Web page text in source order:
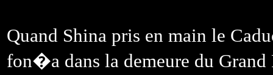
Quand Shina pris en main le
fon�a dans la demeure du